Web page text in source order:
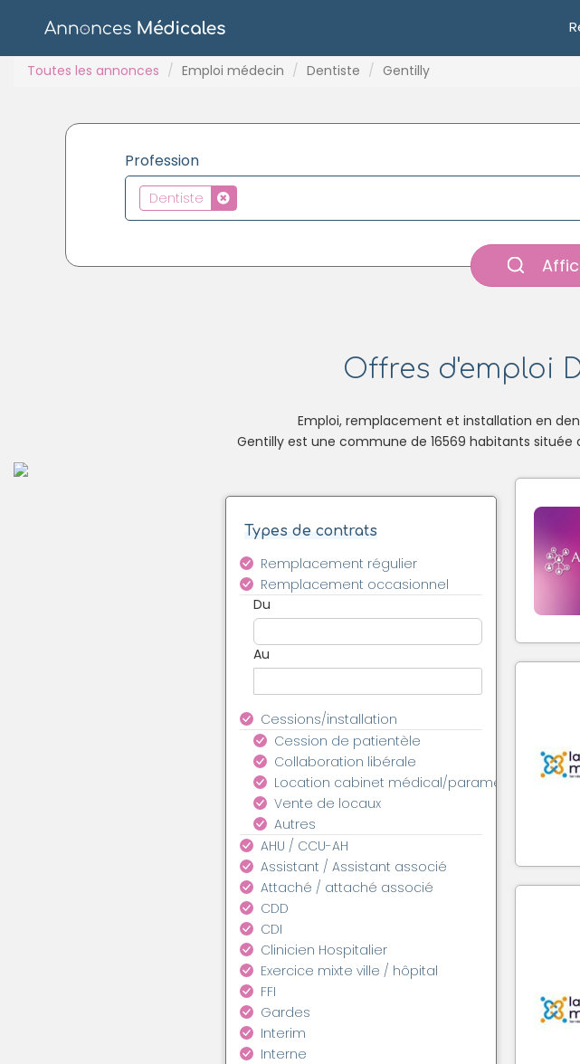
Toutes les annonces Emploi médecin Dentiste Gentilly
Profession
Dentiste
Offres d'emploi
Emploi, remplacement et installation en
Gentilly est une commune de 16569 habitants
Types de contrats
Remplacement régulier
Remplacement occasionnel
Du
Au
Cessions/installation
Cession de patientèle
Collaboration libérale
Location cabinet médical/paramédical
Vente de locaux
Autres
AHU / CCU-AH
Assistant / Assistant associé
Attaché / attaché associé
CDD
CDI
Clinicien Hospitalier
Exercice mixte ville / hôpital
FFI
Gardes
Interim
Interne